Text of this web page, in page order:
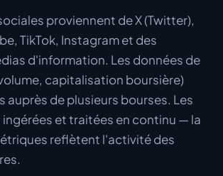
proviennent de X (Twitter),
TikTok, Instagram et des
d'information. Les données de
capitalisation boursière)
auprès de plusieurs bourses. Les
et traitées en continu — la
reflètent l'activité des